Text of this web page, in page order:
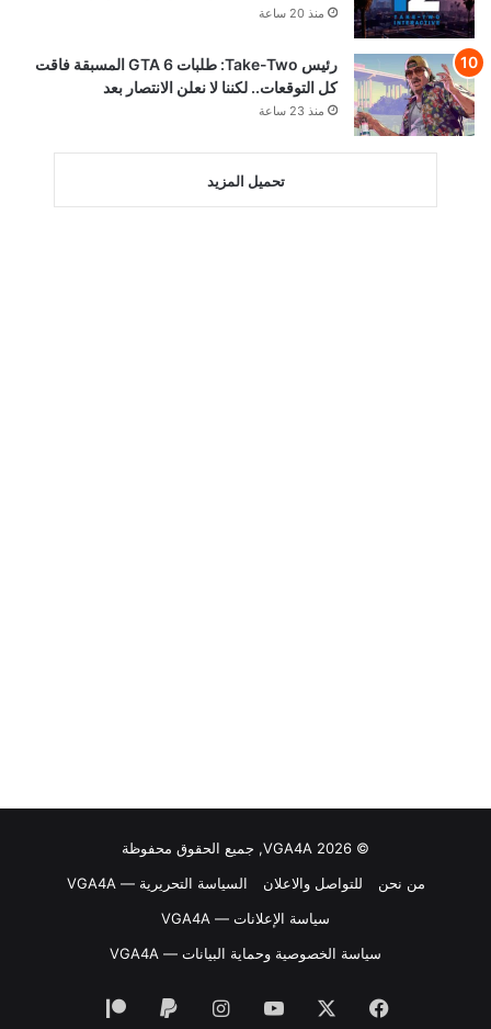
منذ 20 ساعة
رئيس Take-Two: طلبات GTA 6 المسبقة فاقت
كل التوقعات.. لكننا لا نعلن الانتصار بعد
منذ 23 ساعة
تحميل المزيد
© VGA4A 2026, جميع الحقوق محفوظة
من نحن
للتواصل والاعلان
السياسة التحريرية — VGA4A
سياسة الإعلانات — VGA4A
سياسة الخصوصية وحماية البيانات — VGA4A
فيسبوك ‫YouTubeانستقرام
‏Paypal
‫Patreon